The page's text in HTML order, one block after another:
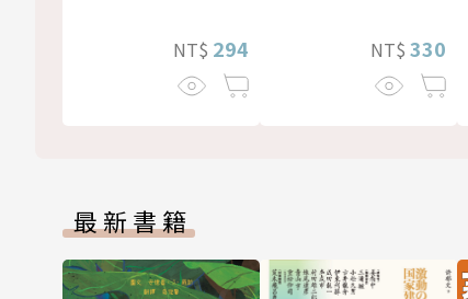
NT$ 294 NT$ 330
最新書籍